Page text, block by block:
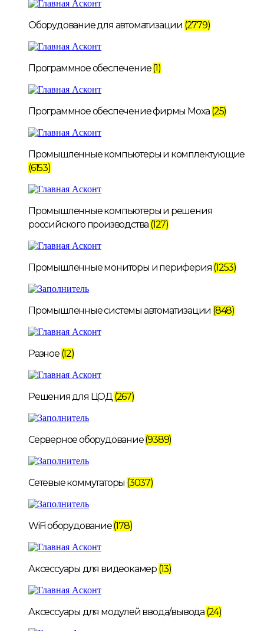
Оборудование для автоматизации (2779)
Программное обеспечение(1)
Программное обеспечение фирмы Moxa (25)
Промышленные компьютеры и комплектующие
(6153)
Промышленные компьютеры и решения
российского производства (127)
Промышленные мониторы и периферия (1253)
Промышленные системы автоматизации (848)
Разное (12)
Решения для ЦОД (267)
Серверное оборудование(9389)
Сетевые коммутаторы (3037)
WiFi оборудование(178)
Аксессуары для видеокамер (13)
Аксессуары для модулей ввода/вывода (24)